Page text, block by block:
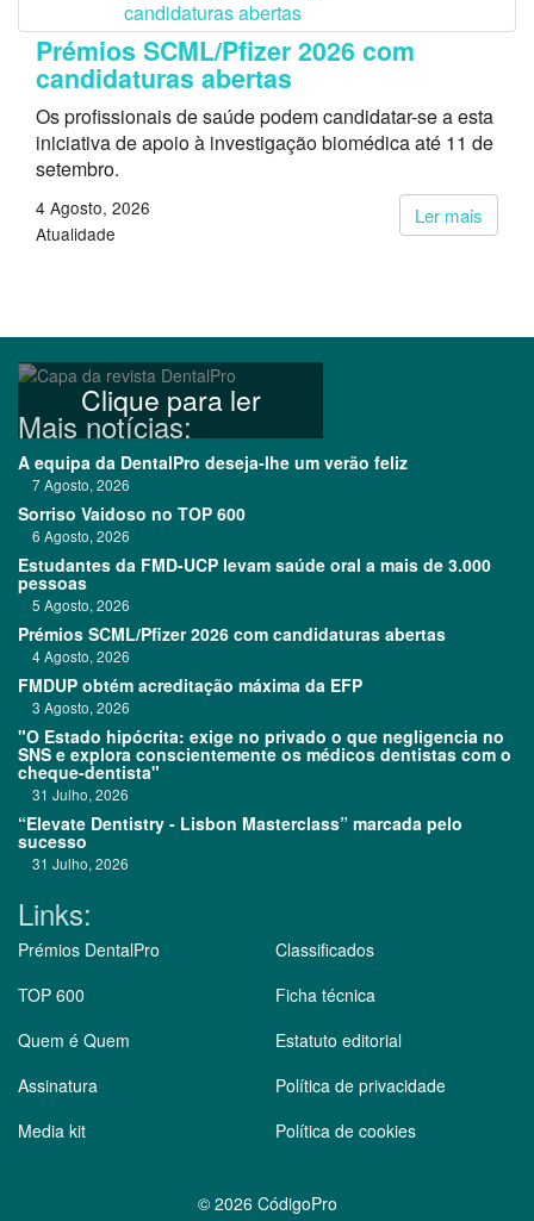
Prémios SCML/Pfizer 2026 com
candidaturas abertas
Os profissionais de saúde podem candidatar-se a esta
iniciativa de apoio à investigação biomédica até 11 de
setembro.
Ler mais
4 Agosto, 2026
Atualidade
Clique para ler
Mais notícias:
A equipa da DentalPro deseja-lhe um verão feliz
7 Agosto, 2026
Sorriso Vaidoso no TOP 600
6 Agosto, 2026
Estudantes da FMD-UCP levam saúde oral a mais de 3.000
pessoas
5 Agosto, 2026
Prémios SCML/Pfizer 2026 com candidaturas abertas
4 Agosto, 2026
FMDUP obtém acreditação máxima da EFP
3 Agosto, 2026
"O Estado hipócrita: exige no privado o que negligencia no
SNS e explora conscientemente os médicos dentistas com o
cheque-dentista"
31 Julho, 2026
“Elevate Dentistry - Lisbon Masterclass” marcada pelo
sucesso
31 Julho, 2026
Links:
Prémios DentalPro
TOP 600
Quem é Quem
Assinatura
Media kit
Classificados
Ficha técnica
Estatuto editorial
Política de privacidade
Política de cookies
© 2026 CódigoPro